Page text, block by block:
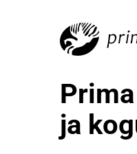
ja